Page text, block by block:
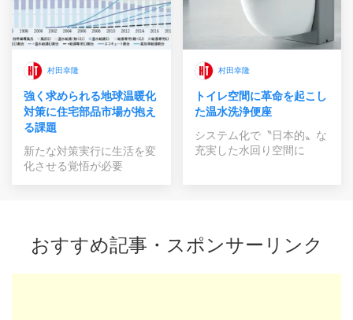
村田幸隆
強く求められる地球温暖化
対策に住宅部品市場が抱え
る課題
新たな対策実行に生活を変
化させる覚悟が必要
村田幸隆
トイレ空間に革命を起こし
た温水洗浄便座
システム化で〝日本的〟な
充実した水回り空間に
おすすめ記事・スポンサーリンク